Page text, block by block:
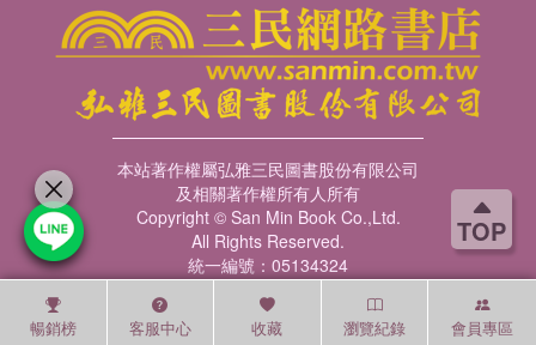
TOP
暢銷榜 客服中心 收藏 瀏覽紀錄 會員專區
本站著作權屬弘雅三民圖書股份有限公司
及相關著作權所有人所有
Copyright © San Min Book Co.,Ltd.
All Rights Reserved.
統一編號：05134324